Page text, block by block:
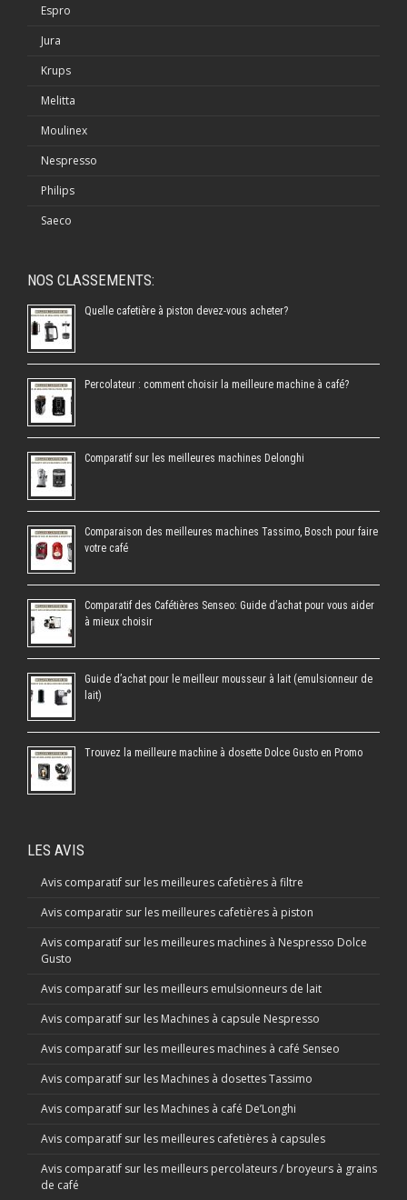
Espro
Jura
Krups
Melitta
Moulinex
Nespresso
Philips
Saeco
NOS CLASSEMENTS:
Quelle cafetière à piston devez-vous acheter?
Percolateur : comment choisir la meilleure machine à café?
Comparatif sur les meilleures machines Delonghi
Comparaison des meilleures machines Tassimo, Bosch pour faire
votre café
Comparatif des Cafétières Senseo: Guide d’achat pour vous aider
à mieux choisir
Guide d’achat pour le meilleur mousseur à lait (emulsionneur de
lait)
Trouvez la meilleure machine à dosette Dolce Gusto en Promo
LES AVIS
Avis comparatif sur les meilleures cafetières à filtre
Avis comparatir sur les meilleures cafetières à piston
Avis comparatif sur les meilleures machines à Nespresso Dolce
Gusto
Avis comparatif sur les meilleurs emulsionneurs de lait
Avis comparatif sur les Machines à capsule Nespresso
Avis comparatif sur les meilleures machines à café Senseo
Avis comparatif sur les Machines à dosettes Tassimo
Avis comparatif sur les Machines à café De’Longhi
Avis comparatif sur les meilleures cafetières à capsules
Avis comparatif sur les meilleurs percolateurs / broyeurs à grains
de café